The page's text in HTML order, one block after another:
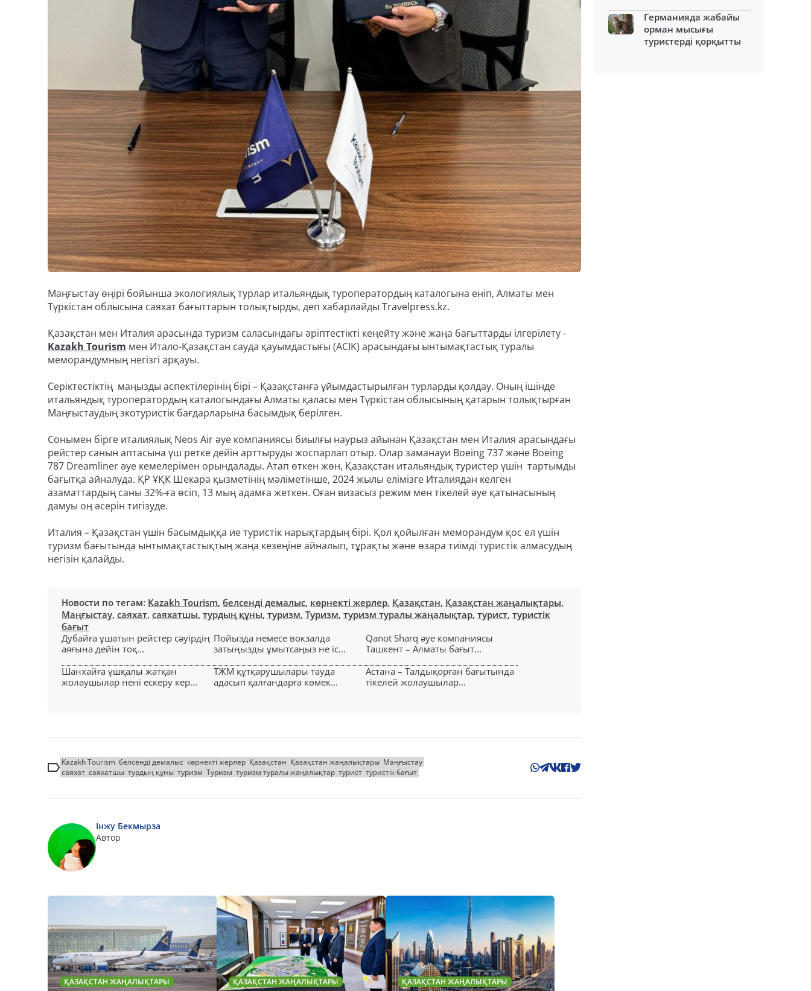
Маңғыстау өңірі бойынша экологиялық турлар итальяндық туроператордың каталогына еніп, Алматы мен
Түркістан облысына саяхат бағыттарын толықтырды, деп хабарлайды Travelpress.kz.
Қазақстан мен Италия арасында туризм саласындағы әріптестікті кеңейту және жаңа бағыттарды ілгерілету -
Kazakh Tourism мен Итало-Қазақстан сауда қауымдастығы (ACIK) арасындағы ынтымақтастық туралы
меморандумның негізгі арқауы.
Серіктестіктің маңызды аспектілерінің бірі – Қазақстанға ұйымдастырылған турларды қолдау. Оның ішінде
итальяндық туроператордың каталогындағы Алматы қаласы мен Түркістан облысының қатарын толықтырған
Маңғыстаудың экотуристік бағдарларына басымдық берілген.
Сонымен бірге италиялық Neos Air әуе компаниясы биылғы наурыз айынан Қазақстан мен Италия арасындағы
рейстер санын аптасына үш ретке дейін арттыруды жоспарлап отыр. Олар заманауи Boeing 737 және Boeing
787 Dreamliner әуе кемелерімен орындалады. Атап өткен жөн, Қазақстан итальяндық туристер үшін тартымды
бағытқа айналуда. ҚР ҰҚК Шекара қызметінің мәліметінше, 2024 жылы елімізге Италиядан келген
азаматтардың саны 32%-ға өсіп, 13 мың адамға жеткен. Оған визасыз режим мен тікелей әуе қатынасының
дамуы оң әсерін тигізуде.
Италия – Қазақстан үшін басымдыққа ие туристік нарықтардың бірі. Қол қойылған меморандум қос ел үшін
туризм бағытында ынтымақтастықтың жаңа кезеңіне айналып, тұрақты және өзара тиімді туристік алмасудың
негізін қалайды.
Новости по тегам: Kazakh Tourism, белсенді демалыс, көрнекті жерлер, Қазақстан, Қазақстан жаңалықтары,
Маңғыстау, саяхат, саяхатшы, турдың құны, туризм, Туризм, туризм туралы жаңалықтар, турист, туристік
бағыт
Дубайға ұшатын рейстер сәуірдің
аяғына дейін тоқ...
Пойызда немесе вокзалда
затыңызды ұмытсаңыз не іс...
Qanot Sharq әуе компаниясы
Ташкент – Алматы бағыт...
Шанхайға ұшқалы жатқан
жолаушылар нені ескеру кер...
ТЖМ құтқарушылары тауда
адасып қалғандарға көмек...
Астана – Талдықорған бағытында
тікелей жолаушылар...
Kazakh Tourism белсенді демалыс көрнекті жерлер Қазақстан Қазақстан жаңалықтары Маңғыстау
саяхат саяхатшы турдың құны туризм Туризм туризм туралы жаңалықтар турист туристік бағыт
Інжу Бекмырза
Автор
ҚАЗАҚСТАН ЖАҢАЛЫҚТАРЫ ҚАЗАҚСТАН ЖАҢАЛЫҚТАРЫ ҚАЗАҚСТАН ЖАҢАЛЫҚТАРЫ
Германияда жабайы
орман мысығы
туристерді қорқытты